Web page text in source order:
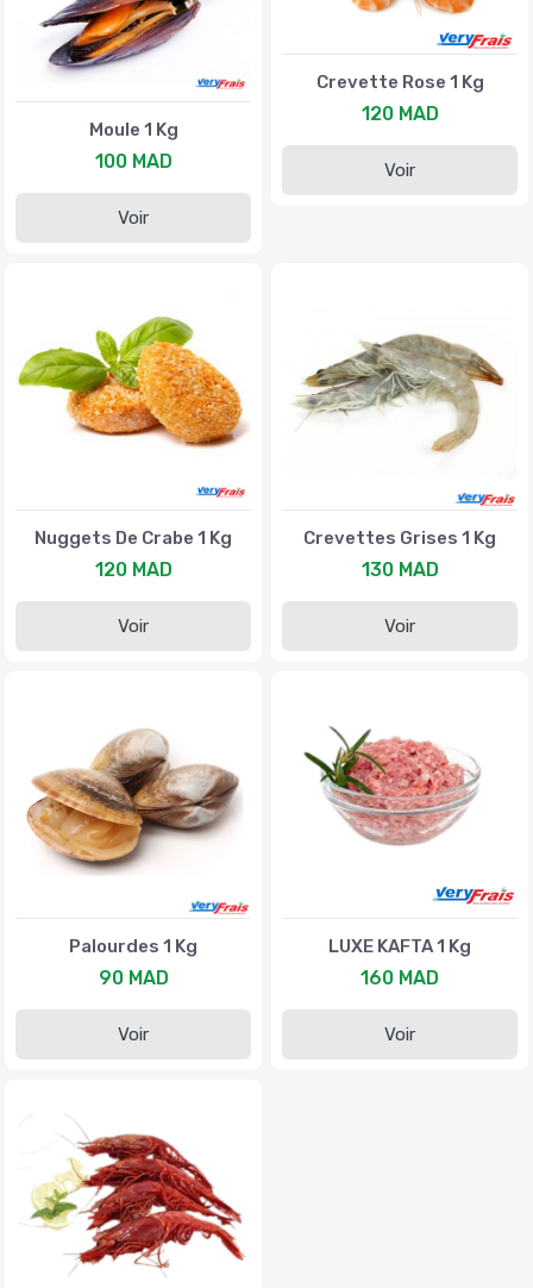
Moule 1 Kg
100 MAD
Voir
Crevette Rose 1 Kg
120 MAD
Voir
Nuggets De Crabe 1 Kg
120 MAD
Voir
Crevettes Grises 1 Kg
130 MAD
Voir
Palourdes 1 Kg
90 MAD
Voir
LUXE KAFTA 1 Kg
160 MAD
Voir